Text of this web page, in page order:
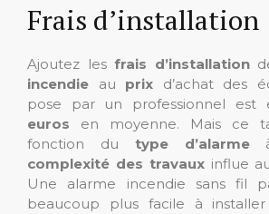
Frais d’installation
Ajoutez les frais d’installation
incendie au prix d’achat des
pose par un professionnel est
euros en moyenne. Mais ce
fonction du type d’alarmeà
complexité des travauxinflue
Une alarme incendie sans fil
beaucoup plus facile à